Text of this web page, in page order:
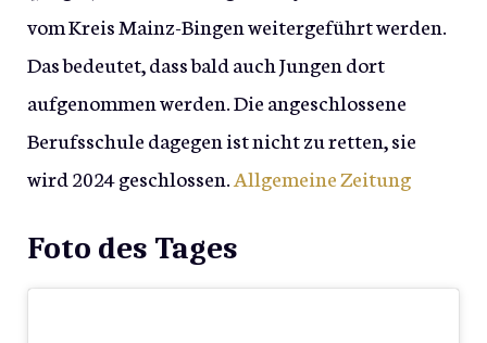
vom Kreis Mainz-Bingen weitergeführt werden.
Das bedeutet, dass bald auch Jungen dort
aufgenommen werden. Die angeschlossene
Berufsschule dagegen ist nicht zu retten, sie
wird 2024 geschlossen.Allgemeine Zeitung
Foto des Tages